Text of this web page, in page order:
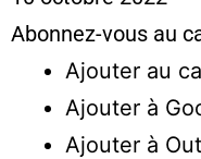
Abonnez-vous au
Ajouter au
Ajouter à
Ajouter à